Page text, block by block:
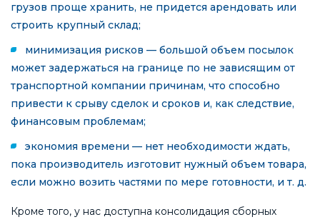
грузов проще хранить, не придется арендовать или
строить крупный склад;
минимизация рисков — большой объем посылок
может задержаться на границе по не зависящим от
транспортной компании причинам, что способно
привести к срыву сделок и сроков и, как следствие,
финансовым проблемам;
экономия времени — нет необходимости ждать,
пока производитель изготовит нужный объем товара,
если можно возить частями по мере готовности, и т. д.
Кроме того, у нас доступна консолидация сборных